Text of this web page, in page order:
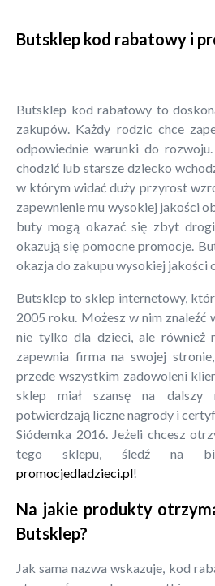
Butsklep kod rabatowy i
Butsklep kod rabatowy to
zakupów. Każdy rodzic chce
odpowiednie warunki do
chodzić lub starsze dziecko
w którym widać duży przyrost
zapewnienie mu wysokiej jakości
buty mogą okazać się zbyt
okazują się pomocne promocje.
okazja do zakupu wysokiej jakości
Butsklep to sklep internetowy,
2005 roku. Możesz w nim znaleźć
nie tylko dla dzieci, ale również
zapewnia firma na swojej
przede wszystkim zadowoleni
sklep miał szansę na dalszy
potwierdzają liczne nagrody i
Siódemka 2016. Jeżeli chcesz
tego sklepu, śledź na
promocjedladzieci.pl!
Na jakie produkty
Butsklep?
Jak sama nazwa wskazuje, kod